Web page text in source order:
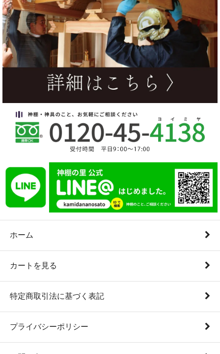
ホーム
カートを見る
特定商取引法に基づく表記
プライバシーポリシー